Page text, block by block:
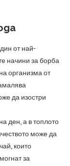
от най-
начини за борба
организма от
да изостри
ден, а в топлото
може да
които
за